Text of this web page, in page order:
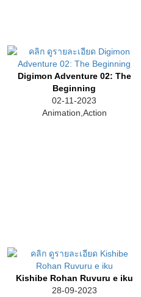
Digimon Adventure 02: The
Beginning
02-11-2023
Animation,Action
Kishibe Rohan Ruvuru e iku
28-09-2023